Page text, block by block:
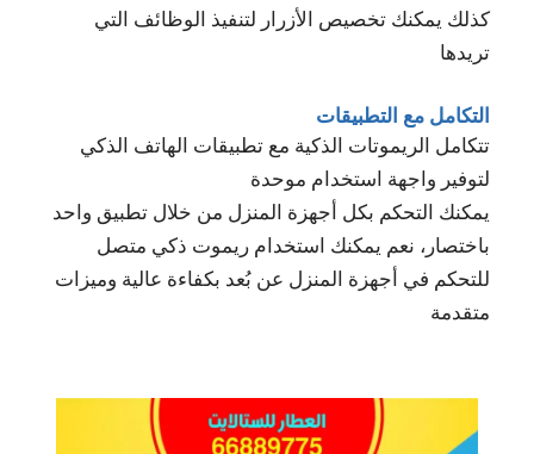
كذلك يمكنك تخصيص الأزرار لتنفيذ الوظائف التي
تريدها
التكامل مع التطبيقات
تتكامل الريموتات الذكية مع تطبيقات الهاتف الذكي
لتوفير واجهة استخدام موحدة
يمكنك التحكم بكل أجهزة المنزل من خلال تطبيق واحد
باختصار، نعم يمكنك استخدام ريموت ذكي متصل
للتحكم في أجهزة المنزل عن بُعد بكفاءة عالية وميزات
متقدمة